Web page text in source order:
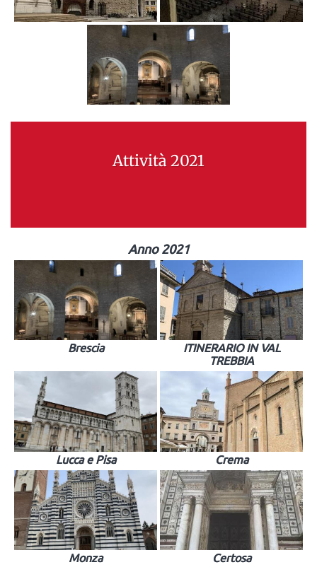
Attività 2021
Anno 2021
Brescia
ITINERARIO IN VAL
TREBBIA
Lucca e Pisa Crema
Monza Certosa